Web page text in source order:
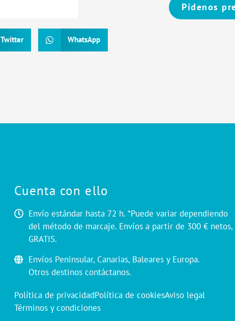
Twitter WhatsApp
Pídenos
Cuenta con ello
Envío estándar hasta 72 h. *Puede variar dependiendo
del método de marcaje. Envíos a partir de 300 € netos,
GRATIS.
Envíos Peninsular, Canarias, Baleares y Europa.
Otros destinos contáctanos.
Política de privacidadPolítica de cookiesAviso legal
Términos y condiciones